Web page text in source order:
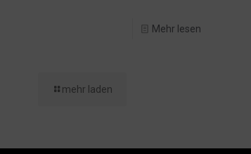
Mehr lesen
mehr laden